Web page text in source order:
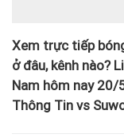
Xem trực tiếp
ở đâu, kênh nào?
Nam hôm nay 20/
Thông Tin vs